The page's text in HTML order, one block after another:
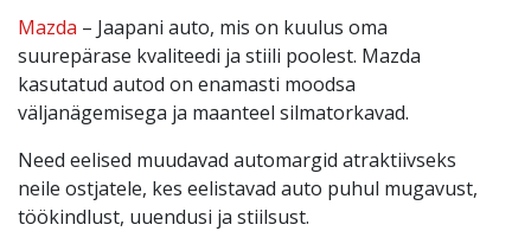
Mazda – Jaapani auto, mis on kuulus oma
suurepärase kvaliteedi ja stiili poolest. Mazda
kasutatud autod on enamasti moodsa
väljanägemisega ja maanteel silmatorkavad.
Need eelised muudavad automargid atraktiivseks
neile ostjatele, kes eelistavad auto puhul mugavust,
töökindlust, uuendusi ja stiilsust.